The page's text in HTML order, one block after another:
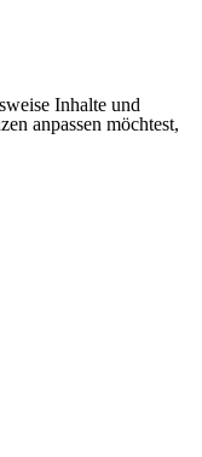
Inhalte und
anpassen möchtest,